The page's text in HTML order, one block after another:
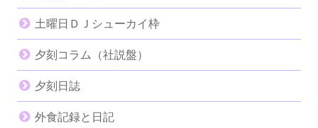
土曜日ＤＪシューカイ枠
夕刻コラム（社説盤）
夕刻日誌
外食記録と日記